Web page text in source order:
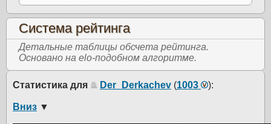
Система рейтинга
Детальные таблицы обсчета рейтинга.
Основано на elo-подобном алгоритме.
Статистика для Der_Derkachev (1003 ):
Вниз ▼